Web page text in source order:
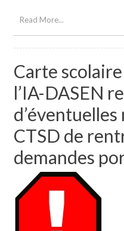
Read More...
Carte
l’IA-DASEN
CTSD de
demandes